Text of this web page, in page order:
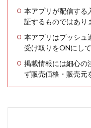
本アプリが配信する
証するものではあり
本アプリはプッシュ
受け取りをONにして
掲載情報には細心の
ず販売価格・販売元